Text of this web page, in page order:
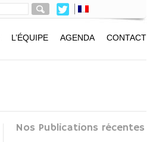
L’ÉQUIPE AGENDA CONTACT
Nos Publications récentes